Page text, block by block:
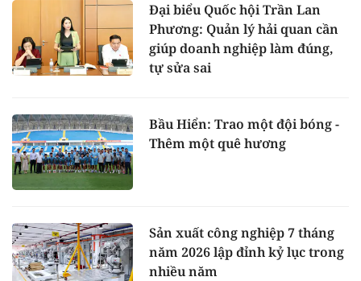
Đại biểu Quốc hội Trần Lan
Phương: Quản lý hải quan cần
giúp doanh nghiệp làm đúng,
tự sửa sai
Bầu Hiển: Trao một đội bóng -
Thêm một quê hương
Sản xuất công nghiệp 7 tháng
năm 2026 lập đỉnh kỷ lục trong
nhiều năm